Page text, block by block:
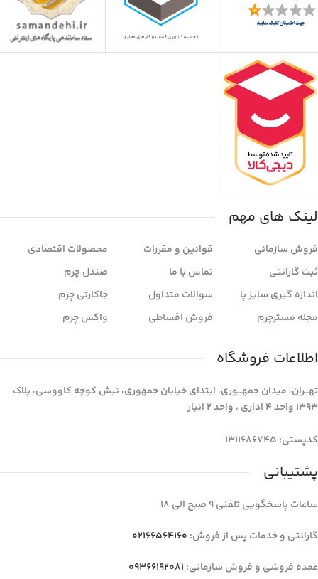
لینک های مهم
فروش سازمانی
ثبت گارانتی
اندازه گیری سایز پا
مجله مسترچرم
قوانین و مقررات
تماس با ما
سوالات متداول
فروش اقساطی
محصولات اقتصادی
صندل چرم
جاکارتی چرم
واکس چرم
اطلاعات فروشگاه
تهـــران، میدان جمهـــوری، ابتدای خیابان جمهوری، نبش کوچه کاووسی، پلاک
1393 واحد 4 اداری ، واحد 2 انبار
کدپستی: 1311686745
پشتیبانی
ساعات پاسخگویی تلفنی 9 صبح الی 18
گارانتی و خدمات پس از فروش: 02166564160
عمده فروشی و فروش سازمانی: 09366192081